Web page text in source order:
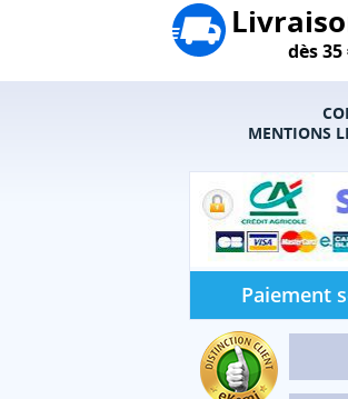
dès
MENTIONS
Paiement